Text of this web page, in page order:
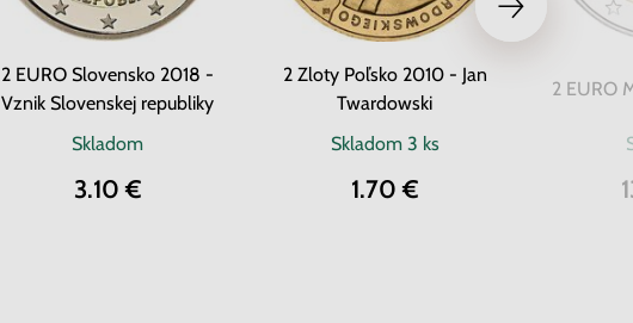
2 EURO Slovensko 2018 -
Vznik Slovenskej republiky
Skladom
3.10 €
2 Zloty Poľsko 2010 - Jan
Twardowski
Skladom 3 ks
1.70 €
2 EURO